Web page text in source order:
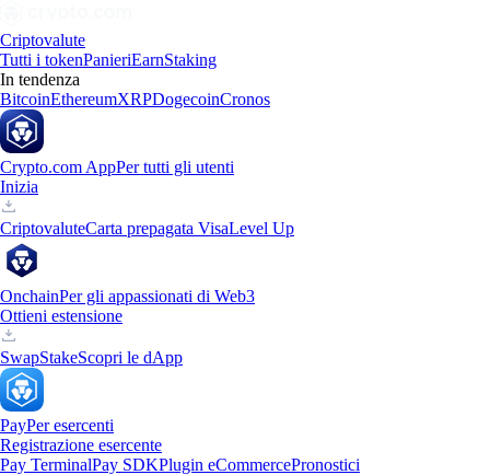
Criptovalute
Tutti i tokenPanieriEarnStaking
In tendenza
BitcoinEthereumXRPDogecoinCronos
Crypto.com AppPer tutti gli utenti
Inizia
CriptovaluteCarta prepagata VisaLevel Up
OnchainPer gli appassionati di Web3
Ottieni estensione
SwapStakeScopri le dApp
PayPer esercenti
Registrazione esercente
Pay TerminalPay SDKPlugin eCommercePronostici